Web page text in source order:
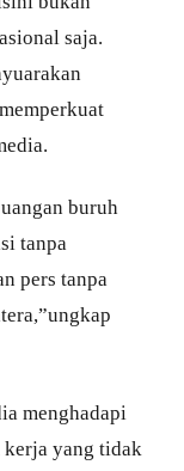
saja.
buruh
tanpa
pers tanpa
menghadapi
kerja yang tidak